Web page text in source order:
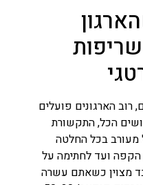
הארגונים פועלים
הכל, התקשורת
מעורב בכל החלטה
ועד לחתימה על
מצוין כשאתם עשרה